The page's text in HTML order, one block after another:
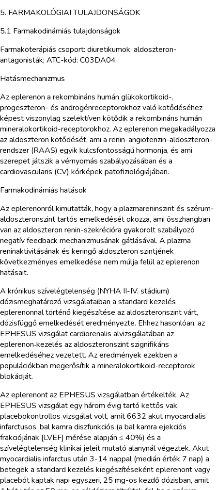
5. FARMAKOLÓGIAI TULAJDONSÁGOK
5.1 Farmakodinámiás tulajdonságok
Farmakoterápiás csoport: diuretikumok, aldoszteron-
antagonisták; ATC-kód: C03DA04
Hatásmechanizmus
Az eplerenon a rekombináns humán glükokortikoid-,
progeszteron- és androgénreceptorokhoz való kötődéséhez
képest viszonylag szelektíven kötődik a rekombináns humán
mineralokortikoid-receptorokhoz. Az eplerenon megakadályozza
az aldoszteron kötődését, ami a renin-angiotenzin-aldoszteron-
rendszer (RAAS) egyik kulcsfontosságú hormonja, és ami
szerepet játszik a vérnyomás szabályozásában és a
cardiovascularis (CV) kórképek patofiziológiájában.
Farmakodinámiás hatások
Az eplerenonról kimutatták, hogy a plazmareninszint és szérum-
aldoszteronszint tartós emelkedését okozza, ami összhangban
van az aldoszteron renin-szekrécióra gyakorolt szabályozó
negatív feedback mechanizmusának gátlásával. A plazma
reninaktivitásának és keringő aldoszteron szintjének
következményes emelkedése nem múlja felül az eplerenon
hatásait.
A krónikus szívelégtelenség (NYHA II-IV. stádium)
dózismeghatározó vizsgálataiban a standard kezelés
eplerenonnal történő kiegészítése az aldoszteronszint várt,
dózisfüggő emelkedését eredményezte. Ehhez hasonlóan, az
EPHESUS vizsgálat cardiorenalis alvizsgálatában az
eplerenon‑kezelés az aldoszteronszint szignifikáns
emelkedéséhez vezetett. Az eredmények ezekben a
populációkban megerősítik a mineralokortikoid-receptorok
blokádját.
Az eplerenont az EPHESUS vizsgálatban értékelték. Az
EPHESUS vizsgálat egy három évig tartó kettős vak,
placebokontrollos vizsgálat volt, amit 6632 akut myocardialis
infarctusos, bal kamra diszfunkciós (a bal kamra ejekciós
frakciójának [LVEF] mérése alapján ≤ 40%) és a
szívelégtelenség klinikai jeleit mutató alanynál végeztek. Akut
myocardialis infarctus után 3-14 nappal (medián érték 7 nap) a
betegek a standard kezelés kiegészítéseként eplerenont vagy
placebót kaptak napi egyszeri, 25 mg-os kezdő dózisban, amit